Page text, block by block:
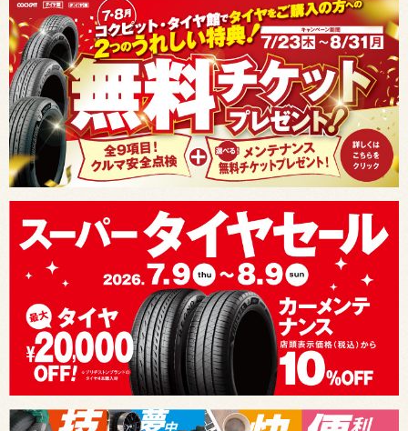
（日曜日）、19日（水曜日）26日（水曜日）